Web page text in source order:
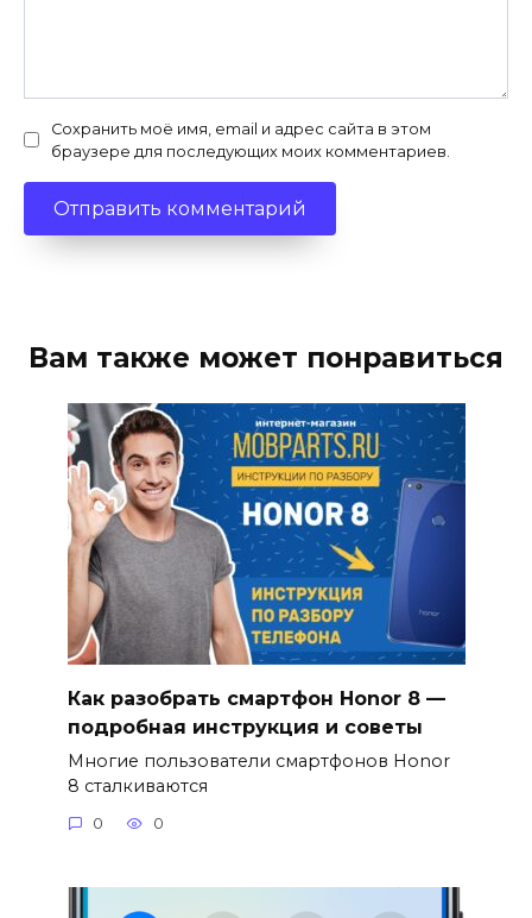
Сохранить моё имя, email и адрес сайта в этом
браузере для последующих моих комментариев.
Вам также может понравиться
Как разобрать смартфон Honor 8 —
подробная инструкция и советы
Многие пользователи смартфонов Honor
8 сталкиваются
0 0